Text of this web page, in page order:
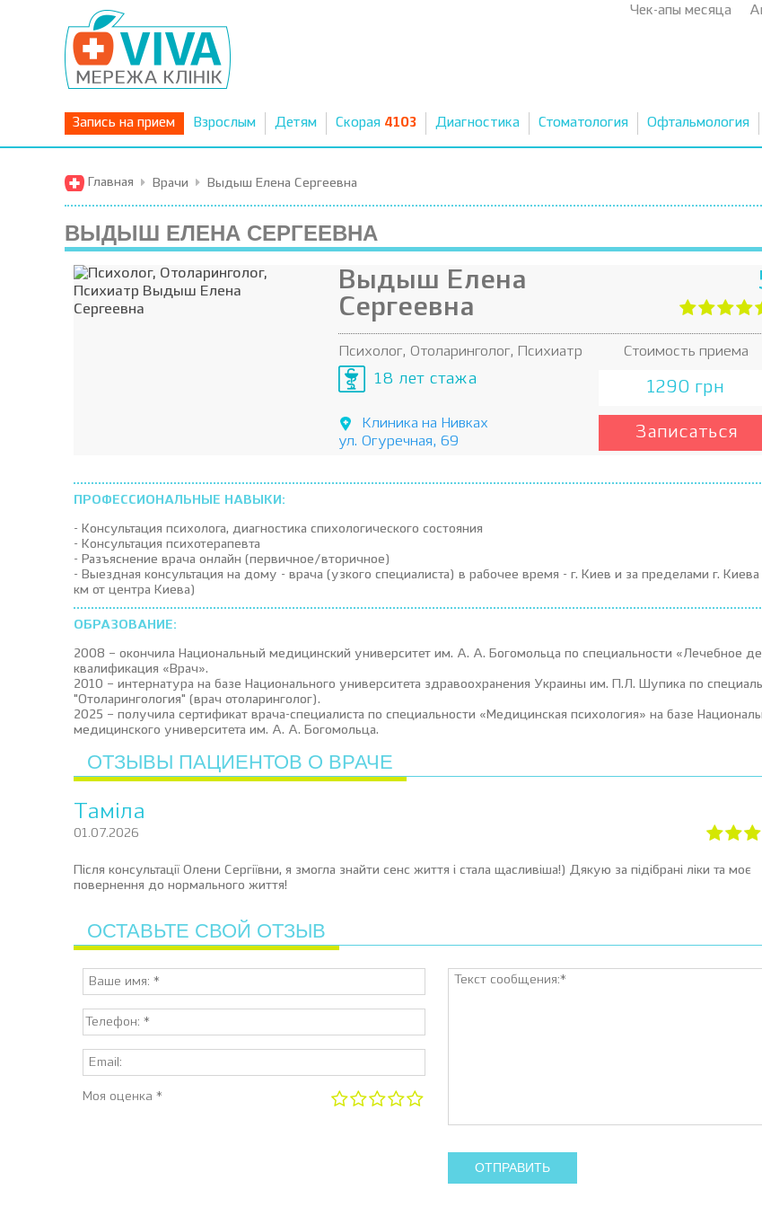
Чек-апы месяца
Запись на прием Взрослым Детям Скорая 4103 Диагностика Стоматология Офтальмология
Главная Врачи Выдыш Елена Сергеевна
ВЫДЫШ ЕЛЕНА СЕРГЕЕВНА
Выдыш Елена
Сергеевна
Психолог, Отоларинголог, Психиатр
18 лет стажа
Стоимость приема
1290 грн
Клиника на Нивках
ул. Огуречная, 69
Записаться
ПРОФЕССИОНАЛЬНЫЕ НАВЫКИ:
- Консультация психолога, диагностика спихологического состояния
- Консультация психотерапевта
- Разъяснение врача онлайн (первичное/вторичное)
- Выездная консультация на дому - врача (узкого специалиста) в рабочее время - г. Киев и за пределами г.
км от центра Киева)
ОБРАЗОВАНИЕ:
2008 – окончила Национальный медицинский университет им. А. А. Богомольца по специальности «Лечебное
квалификация «Врач».
2010 – интернатура на базе Национального университета здравоохранения Украины им. П.Л. Шупика по
"Отоларингология" (врач отоларинголог).
2025 – получила сертификат врача-специалиста по специальности «Медицинская психология» на базе
медицинского университета им. А. А. Богомольца.
ОТЗЫВЫ ПАЦИЕНТОВ О ВРАЧЕ
Таміла
01.07.2026
Після консультації Олени Сергіївни, я змогла знайти сенс життя і стала щасливіша!) Дякую за підібрані ліки та моє
повернення до нормального життя!
ОСТАВЬТЕ СВОЙ ОТЗЫВ
Моя оценка *
ОТПРАВИТЬ